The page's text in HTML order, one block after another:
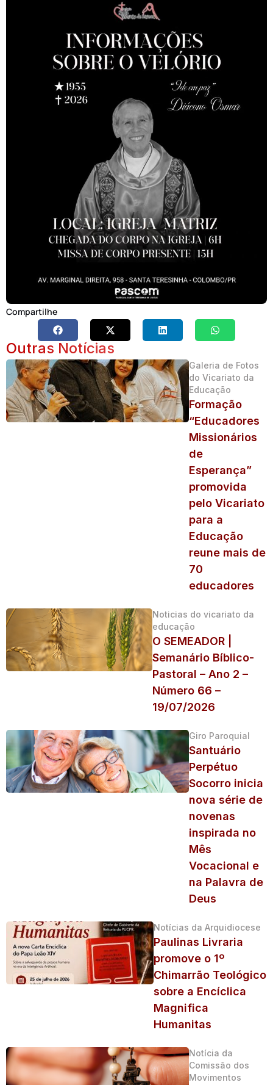
Compartilhe
Outras Notícias
Galeria de Fotos
do Vicariato da
Educação
Formação
“Educadores
Missionários
de
Esperança”
promovida
pelo Vicariato
para a
Educação
reune mais de
70
educadores
Noticias do vicariato da
educação
O SEMEADOR |
Semanário Bíblico-
Pastoral – Ano 2 –
Número 66 –
19/07/2026
Giro Paroquial
Santuário
Perpétuo
Socorro inicia
nova série de
novenas
inspirada no
Mês
Vocacional e
na Palavra de
Deus
Notícias da Arquidiocese
Paulinas Livraria
promove o 1º
Chimarrão Teológico
sobre a Encíclica
Magnifica
Humanitas
Notícia da
Comissão dos
Movimentos